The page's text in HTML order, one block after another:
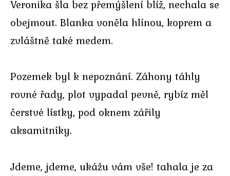
Veronika šla bez přemýšlení blíž, nechala se
obejmout. Blanka voněla hlínou, koprem a
zvláštně také medem.
Pozemek byl k nepoznání. Záhony táhly
rovné řady, plot vypadal pevně, rybíz měl
čerstvé lístky, pod oknem zářily
aksamitníky.
Jdeme, jdeme, ukážu vám vše! tahala je za